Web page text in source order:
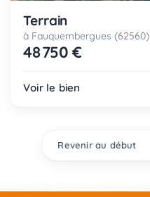
Terrain
à Fauquembergues (62560)
48 750 €
Voir le bien
Revenir au début